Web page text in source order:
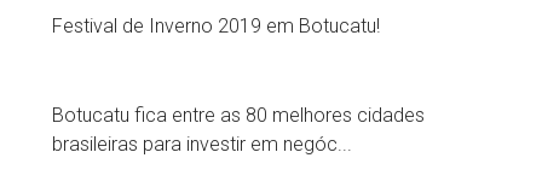
Festival de Inverno 2019 em Botucatu!
Botucatu fica entre as 80 melhores cidades
brasileiras para investir em negóc...